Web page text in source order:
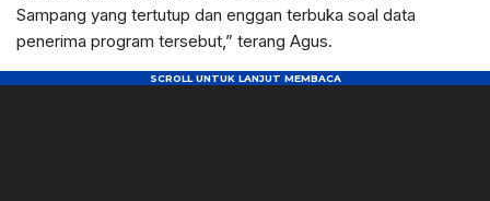
Sampang yang tertutup dan enggan terbuka soal data
penerima program tersebut,” terang Agus.